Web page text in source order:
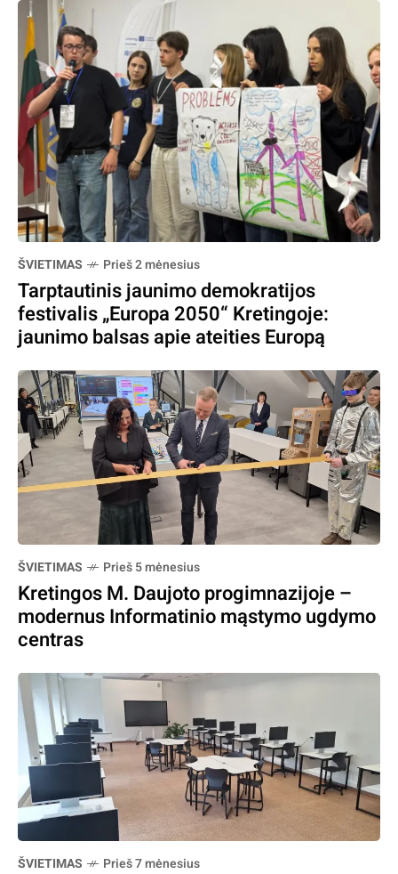
ŠVIETIMAS Prieš 2 mėnesius
Tarptautinis jaunimo demokratijos
festivalis „Europa 2050“ Kretingoje:
jaunimo balsas apie ateities Europą
ŠVIETIMAS Prieš 5 mėnesius
Kretingos M. Daujoto progimnazijoje –
modernus Informatinio mąstymo ugdymo
centras
ŠVIETIMAS Prieš 7 mėnesius